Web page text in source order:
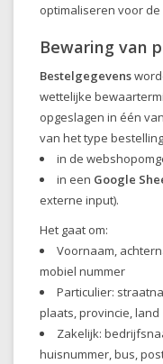
optimaliseren voor
Bewaring van
Bestelgegevens
wettelijke
opgeslagen in één
van het type
in de
in een Google
externe input).
Het gaat om:
Voornaam,
mobiel nummer
Particulier:
plaats, provincie, land
Zakelijk:
huisnummer, bus,